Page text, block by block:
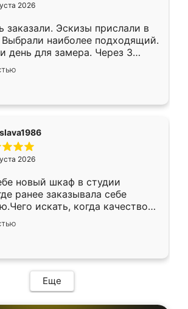
2026
заказали. Эскизы прислали в
наиболее подходящий.
день для замера. Через 3
была уже готова. Остались
Спасибо Ренессанс
работу!
2026
новый шкаф в студии
ранее заказывала себе
искать, когда качеством
Служит кухня уже почти
нет.
Еще